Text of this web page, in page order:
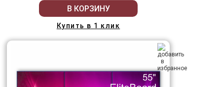
В КОРЗИНУ
Купить в 1 клик